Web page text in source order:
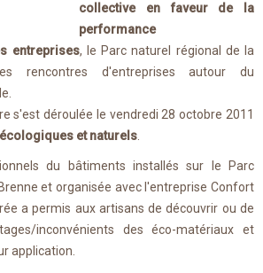
collective en faveur de la
performance
entreprises, le Parc naturel régional de la
rencontres d'entreprises autour du
s'est déroulée le vendredi 28 octobre 2011
et naturels
du bâtiments installés sur le Parc
et organisée avec l'entreprise Confort
a permis aux artisans de découvrir ou de
inconvénients des éco-matériaux et
application.